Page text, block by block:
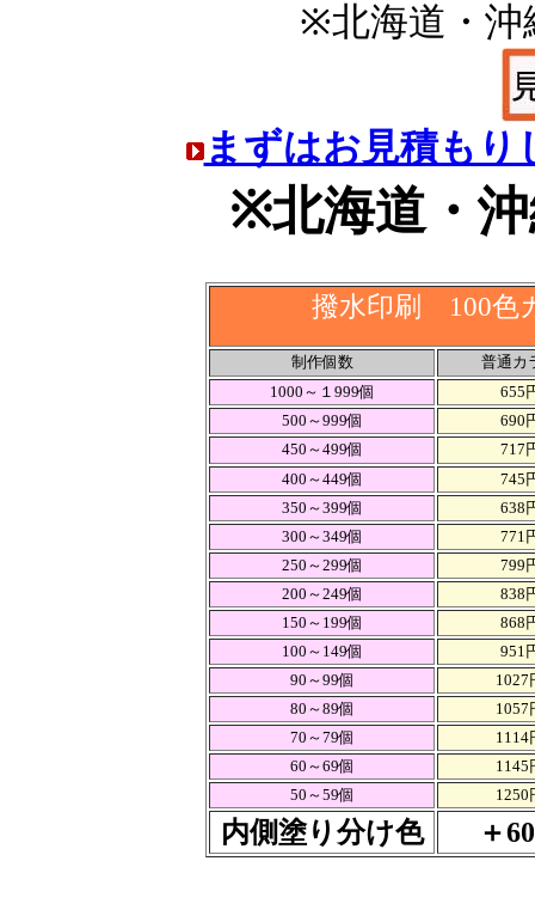
※北海道・沖
まずはお見積もり
※北海道・
撥水印刷 100色
制作個数
普通カ
1000～１999個
655
500～999個
690
450～499個
717
400～449個
745
350～399個
638
300～349個
771
250～299個
799
200～249個
838
150～199個
868
100～149個
951
90～99個
1027
80～89個
1057
70～79個
1114
60～69個
1145
50～59個
1250
内側塗り分け色 ＋